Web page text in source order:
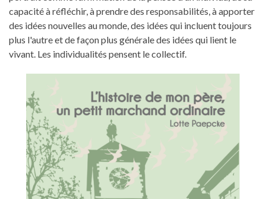
capacité à réfléchir, à prendre des responsabilités, à apporter
des idées nouvelles au monde, des idées qui incluent toujours
plus l'autre et de façon plus générale des idées qui lient le
vivant. Les individualités pensent le collectif.